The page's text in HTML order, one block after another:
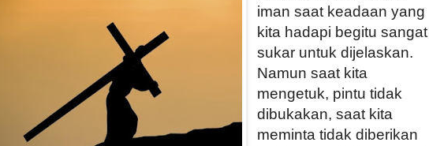
iman saat keadaan yang
kita hadapi begitu sangat
sukar untuk dijelaskan.
Namun saat kita
mengetuk, pintu tidak
dibukakan, saat kita
meminta tidak diberikan